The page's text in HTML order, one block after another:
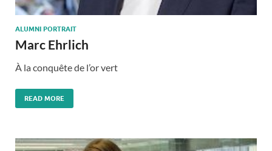
ALUMNI PORTRAIT
Marc Ehrlich
À la conquête de l’or vert
READ MORE